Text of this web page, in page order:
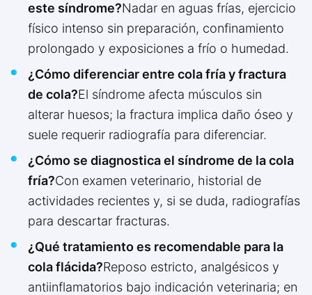
este síndrome?Nadar en aguas frías, ejercicio
físico intenso sin preparación, confinamiento
prolongado y exposiciones a frío o humedad.
¿Cómo diferenciar entre cola fría y fractura
de cola?El síndrome afecta músculos sin
alterar huesos; la fractura implica daño óseo y
suele requerir radiografía para diferenciar.
¿Cómo se diagnostica el síndrome de la cola
fría?Con examen veterinario, historial de
actividades recientes y, si se duda, radiografías
para descartar fracturas.
¿Qué tratamiento es recomendable para la
cola flácida?Reposo estricto, analgésicos y
antiinflamatorios bajo indicación veterinaria; en